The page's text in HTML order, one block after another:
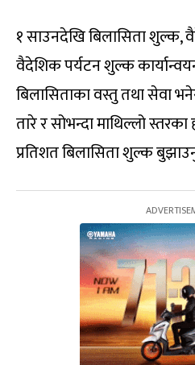
१ साउनदेखि बिलासिता शुल्क,
वैदेशिक पर्यटन शुल्क
बिलासिताका वस्तु तथा सेवा
तारे र सोभन्दा माथिल्लो
प्रतिशत बिलासिता शुल्क